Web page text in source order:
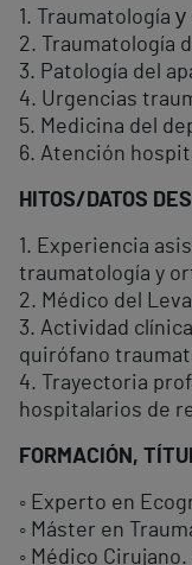
1. Traumatología
2. Traumatología
3. Patología del
4. Urgencias
5. Medicina del
6. Atención
HITOS/DATOS
1. Experiencia
traumatología y
2. Médico del
3. Actividad
quirófano
4. Trayectoria
hospitalarios de
FORMACIÓN,
◦ Experto en
◦ Máster en
◦ Médico